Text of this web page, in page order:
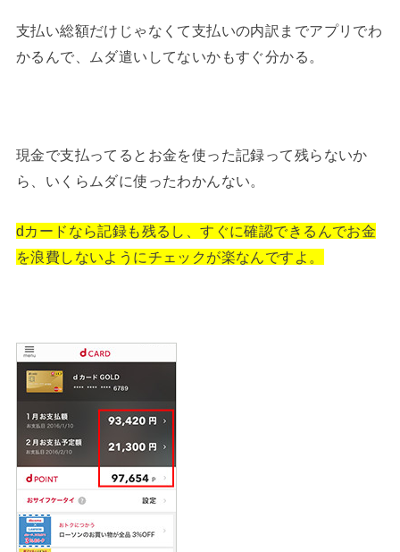
支払い総額だけじゃなくて支払いの内訳までアプリでわ
かるんで、ムダ遣いしてないかもすぐ分かる。
現金で支払ってるとお金を使った記録って残らないか
ら、いくらムダに使ったわかんない。
dカードなら記録も残るし、すぐに確認できるんでお金
を浪費しないようにチェックが楽なんですよ。